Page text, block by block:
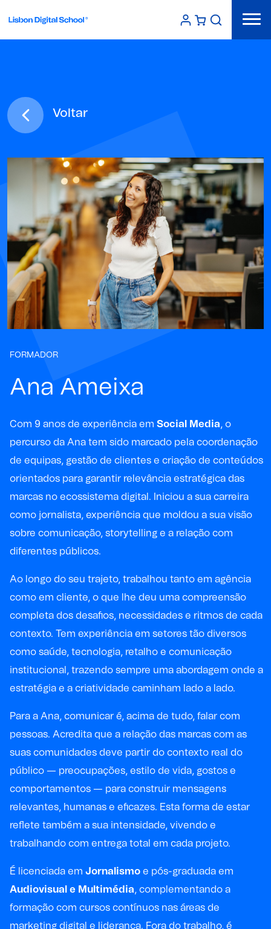
Voltar
FORMADOR
Ana Ameixa
Com 9 anos de experiência em Social Media, o
percurso da Ana tem sido marcado pela coordenação
de equipas, gestão de clientes e criação de conteúdos
orientados para garantir relevância estratégica das
marcas no ecossistema digital. Iniciou a sua carreira
como jornalista, experiência que moldou a sua visão
sobre comunicação, storytelling e a relação com
diferentes públicos.
Ao longo do seu trajeto, trabalhou tanto em agência
como em cliente, o que lhe deu uma compreensão
completa dos desafios, necessidades e ritmos de cada
contexto. Tem experiência em setores tão diversos
como saúde, tecnologia, retalho e comunicação
institucional, trazendo sempre uma abordagem onde a
estratégia e a criatividade caminham lado a lado.
Para a Ana, comunicar é, acima de tudo, falar com
pessoas. Acredita que a relação das marcas com as
suas comunidades deve partir do contexto real do
público — preocupações, estilo de vida, gostos e
comportamentos — para construir mensagens
relevantes, humanas e eficazes. Esta forma de estar
reflete também a sua intensidade, vivendo e
trabalhando com entrega total em cada projeto.
É licenciada em Jornalismo e pós-graduada em
Audiovisual e Multimédia, complementando a
formação com cursos contínuos nas áreas de
marketing digital e liderança. Fora do trabalho, é